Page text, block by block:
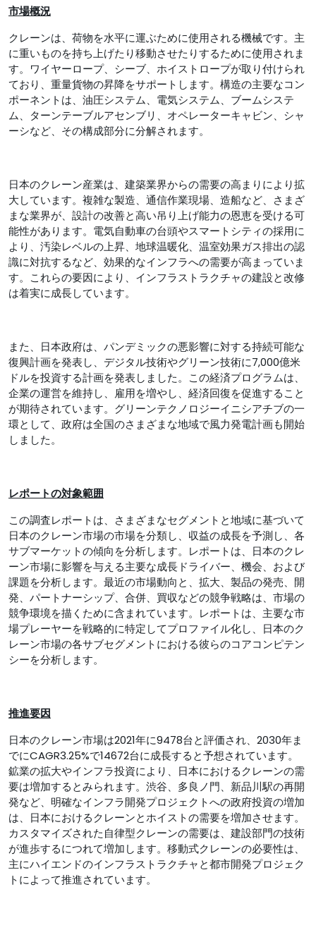
市場概況
クレーンは、荷物を水平に運ぶために使用される機械です。主
に重いものを持ち上げたり移動させたりするために使用されま
す。ワイヤーロープ、シーブ、ホイストロープが取り付けられ
ており、重量貨物の昇降をサポートします。構造の主要なコン
ポーネントは、油圧システム、電気システム、ブームシステ
ム、ターンテーブルアセンブリ、オペレーターキャビン、シャ
ーシなど、その構成部分に分解されます。
日本のクレーン産業は、建築業界からの需要の高まりにより拡
大しています。複雑な製造、通信作業現場、造船など、さまざ
まな業界が、設計の改善と高い吊り上げ能力の恩恵を受ける可
能性があります。電気自動車の台頭やスマートシティの採用に
より、汚染レベルの上昇、地球温暖化、温室効果ガス排出の認
識に対抗するなど、効果的なインフラへの需要が高まっていま
す。これらの要因により、インフラストラクチャの建設と改修
は着実に成長しています。
また、日本政府は、パンデミックの悪影響に対する持続可能な
復興計画を発表し、デジタル技術やグリーン技術に7,000億米
ドルを投資する計画を発表しました。この経済プログラムは、
企業の運営を維持し、雇用を増やし、経済回復を促進すること
が期待されています。グリーンテクノロジーイニシアチブの一
環として、政府は全国のさまざまな地域で風力発電計画も開始
しました。
レポートの対象範囲
この調査レポートは、さまざまなセグメントと地域に基づいて
日本のクレーン市場の市場を分類し、収益の成長を予測し、各
サブマーケットの傾向を分析します。レポートは、日本のクレ
ーン市場に影響を与える主要な成長ドライバー、機会、および
課題を分析します。最近の市場動向と、拡大、製品の発売、開
発、パートナーシップ、合併、買収などの競争戦略は、市場の
競争環境を描くために含まれています。レポートは、主要な市
場プレーヤーを戦略的に特定してプロファイル化し、日本のク
レーン市場の各サブセグメントにおける彼らのコアコンピテン
シーを分析します。
推進要因
日本のクレーン市場は2021年に9478台と評価され、2030年ま
でにCAGR3.25%で14672台に成長すると予想されています。
鉱業の拡大やインフラ投資により、日本におけるクレーンの需
要は増加するとみられます。渋谷、多良ノ門、新品川駅の再開
発など、明確なインフラ開発プロジェクトへの政府投資の増加
は、日本におけるクレーンとホイストの需要を増加させます。
カスタマイズされた自律型クレーンの需要は、建設部門の技術
が進歩するにつれて増加します。移動式クレーンの必要性は、
主にハイエンドのインフラストラクチャと都市開発プロジェク
トによって推進されています。